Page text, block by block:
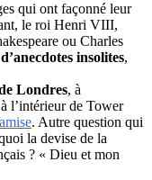
qui ont façonné leur
le roi Henri VIII,
ou Charles
insolites,
Londres, à
l’intérieur de Tower
. Autre question qui
la devise de la
? « Dieu et mon